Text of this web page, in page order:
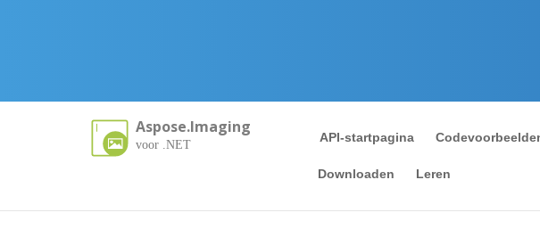
Aspose.Imaging
voor .NET
API-startpagina
Downloaden Leren